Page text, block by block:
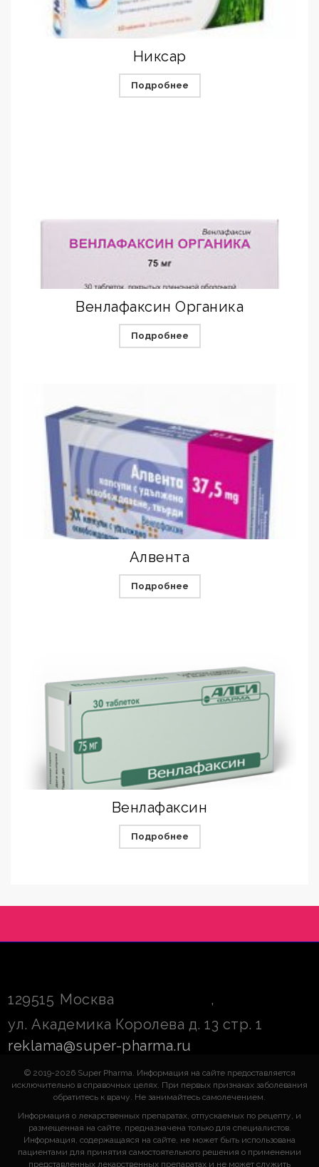
Никсар
Подробнее
Венлафаксин Органика
Подробнее
Алвента
Подробнее
Венлафаксин
Подробнее
129515 Москва
,
ул. Академика Королева д. 13 стр. 1
reklama@super-pharma.ru
© 2019-2026 Super Pharma. Информация на сайте предоставляется
исключительно в справочных целях. При первых признаках заболевания
обратитесь к врачу. Не занимайтесь самолечением.
Информация о лекарственных препаратах, отпускаемых по рецепту, и
размещенная на сайте, предназначена только для специалистов.
Информация, содержащаяся на сайте, не может быть использована
пациентами для принятия самостоятельного решения о применении
представленных лекарственных препаратах и не может служить